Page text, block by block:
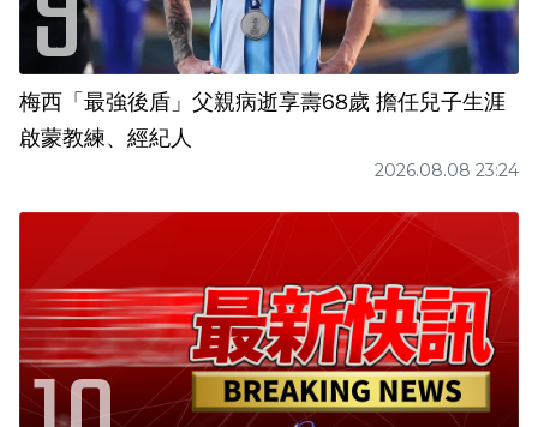
梅西「最強後盾」父親病逝享壽68歲 擔任兒子生涯
啟蒙教練、經紀人
2026.08.08 23:24